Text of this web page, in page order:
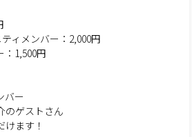
ィメンバー：2,000円
1,500円
バー
のゲストさん
けます！